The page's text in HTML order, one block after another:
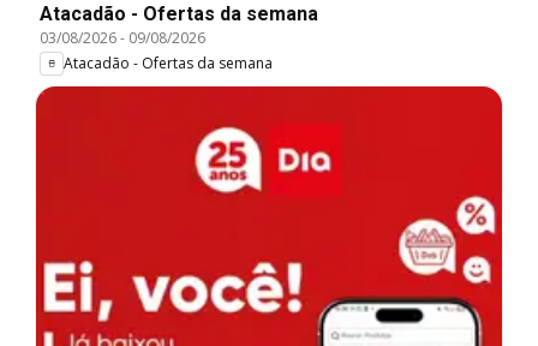
Atacadão - Ofertas da semana
03/08/2026- 09/08/2026
Atacadão - Ofertas da semana